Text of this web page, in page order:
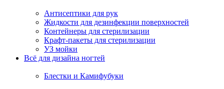
Антисептики для рук
Жидкости для дезинфекции поверхностей
Контейнеры для стерилизации
Крафт-пакеты для стерилизации
УЗ мойки
Всё для дизайна ногтей
Блестки и Камифубуки